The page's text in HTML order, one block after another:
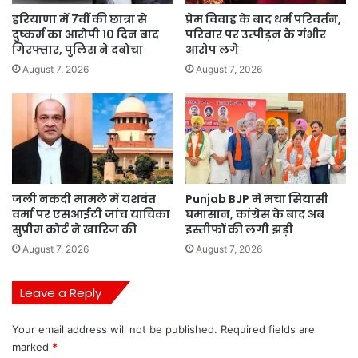
हरियाणा में 7वीं की छात्रा से
दुष्कर्म का आरोपी 10 दिन बाद
गिरफ्तार, पुलिस ने दबोचा
August 7, 2026
प्रेम विवाह के बाद धर्म परिवर्तन,
परिवार पर उत्पीड़न के गंभीर
आरोप लगे
August 7, 2026
जली नकदी मामले में यशवंत
वर्मा पर एसआईटी जांच याचिका
सुप्रीम कोर्ट ने खारिज की
August 7, 2026
Punjab BJP में मचा सियासी
घमासान, कांग्रेस के बाद अब
इस्तीफों की लगी झड़ी
August 7, 2026
Leave a Reply
Your email address will not be published. Required fields are
marked *